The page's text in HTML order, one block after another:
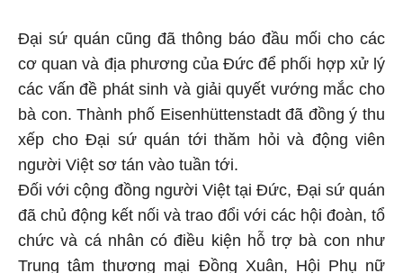
Đại sứ quán cũng đã thông báo đầu mối cho các
cơ quan và địa phương của Đức để phối hợp xử lý
các vấn đề phát sinh và giải quyết vướng mắc cho
bà con. Thành phố Eisenhüttenstadt đã đồng ý thu
xếp cho Đại sứ quán tới thăm hỏi và động viên
người Việt sơ tán vào tuần tới.
Đối với cộng đồng người Việt tại Đức, Đại sứ quán
đã chủ động kết nối và trao đổi với các hội đoàn, tổ
chức và cá nhân có điều kiện hỗ trợ bà con như
Trung tâm thương mại Đồng Xuân, Hội Phụ nữ